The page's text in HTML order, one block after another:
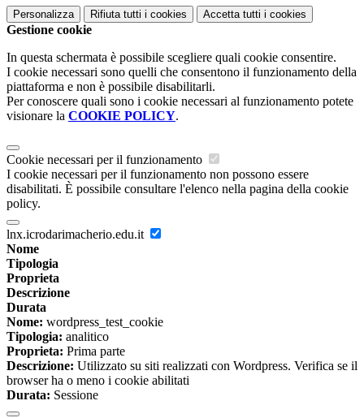
Personalizza Rifiuta tutti i cookies Accetta tutti i cookies
Gestione cookie
In questa schermata è possibile scegliere quali cookie consentire.
I cookie necessari sono quelli che consentono il funzionamento della
piattaforma e non è possibile disabilitarli.
Per conoscere quali sono i cookie necessari al funzionamento potete
visionare la COOKIE POLICY.
Cookie necessari per il funzionamento
I cookie necessari per il funzionamento non possono essere
disabilitati. È possibile consultare l'elenco nella pagina della cookie
policy.
lnx.icrodarimacherio.edu.it
Nome
Tipologia
Proprieta
Descrizione
Durata
Nome: wordpress_test_cookie
Tipologia: analitico
Proprieta: Prima parte
Descrizione: Utilizzato su siti realizzati con Wordpress. Verifica se il
browser ha o meno i cookie abilitati
Durata: Sessione